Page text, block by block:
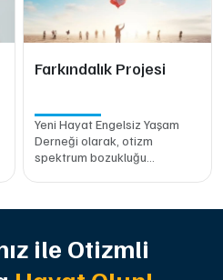
Farkındalık Projesi
Yeni Hayat Engelsiz Yaşam
Derneği olarak, otizm
spektrum bozukluğu
oluşturmak amacıyla
Farkındalık Projesi ile
toplumun her kesi
ile Otizmli